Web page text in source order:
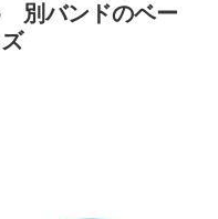
別バンドのベー